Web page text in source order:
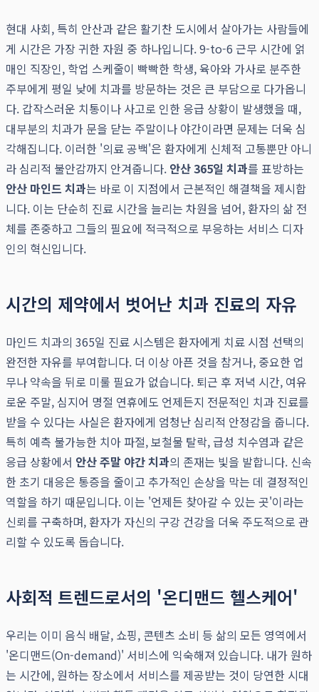
현대 사회, 특히 안산과 같은 활기찬 도시에서 살아가는 사람들에
게 시간은 가장 귀한 자원 중 하나입니다. 9-to-6 근무 시간에 얽
매인 직장인, 학업 스케줄이 빡빡한 학생, 육아와 가사로 분주한
주부에게 평일 낮에 치과를 방문하는 것은 큰 부담으로 다가옵니
다. 갑작스러운 치통이나 사고로 인한 응급 상황이 발생했을 때,
대부분의 치과가 문을 닫는 주말이나 야간이라면 문제는 더욱 심
각해집니다. 이러한 '의료 공백'은 환자에게 신체적 고통뿐만 아니
라 심리적 불안감까지 안겨줍니다. 안산 365일 치과를 표방하는
안산 마인드 치과는 바로 이 지점에서 근본적인 해결책을 제시합
니다. 이는 단순히 진료 시간을 늘리는 차원을 넘어, 환자의 삶 전
체를 존중하고 그들의 필요에 적극적으로 부응하는 서비스 디자
인의 혁신입니다.
시간의 제약에서 벗어난 치과 진료의 자유
마인드 치과의 365일 진료 시스템은 환자에게 치료 시점 선택의
완전한 자유를 부여합니다. 더 이상 아픈 것을 참거나, 중요한 업
무나 약속을 뒤로 미룰 필요가 없습니다. 퇴근 후 저녁 시간, 여유
로운 주말, 심지어 명절 연휴에도 언제든지 전문적인 치과 진료를
받을 수 있다는 사실은 환자에게 엄청난 심리적 안정감을 줍니다.
특히 예측 불가능한 치아 파절, 보철물 탈락, 급성 치수염과 같은
응급 상황에서 안산 주말 야간 치과의 존재는 빛을 발합니다. 신속
한 초기 대응은 통증을 줄이고 추가적인 손상을 막는 데 결정적인
역할을 하기 때문입니다. 이는 '언제든 찾아갈 수 있는 곳'이라는
신뢰를 구축하며, 환자가 자신의 구강 건강을 더욱 주도적으로 관
리할 수 있도록 돕습니다.
사회적 트렌드로서의 '온디맨드 헬스케어'
우리는 이미 음식 배달, 쇼핑, 콘텐츠 소비 등 삶의 모든 영역에서
'온디맨드(On-demand)' 서비스에 익숙해져 있습니다. 내가 원하
는 시간에, 원하는 장소에서 서비스를 제공받는 것이 당연한 시대